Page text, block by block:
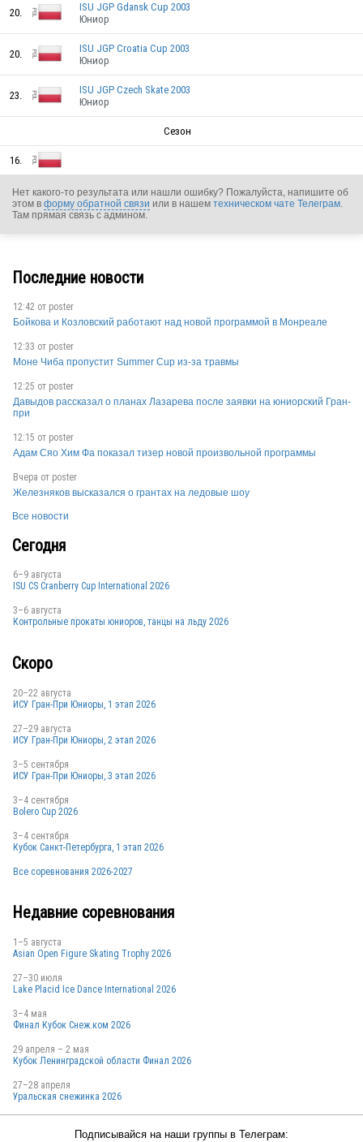
POL
POL
POL
POL
POL
POL
POL
POL
POL
POL
20.
ISU JGP Gdansk Cup 2003
Юниор
20.
ISU JGP Croatia Cup 2003
Юниор
23.
ISU JGP Czech Skate 2003
Юниор
Сезон
16.
Нет какого-то результата или нашли ошибку? Пожалуйста, напишите об
этом в форму обратной связи или в нашем техническом чате Телеграм.
Там прямая связь с админом.
Последние новости
12:42 от poster
Бойкова и Козловский работают над новой программой в Монреале
12:33 от poster
Моне Чиба пропустит Summer Cup из-за травмы
12:25 от poster
Давыдов рассказал о планах Лазарева после заявки на юниорский Гран-
при
12:15 от poster
Адам Сяо Хим Фа показал тизер новой произвольной программы
Вчера от poster
Железняков высказался о грантах на ледовые шоу
Все новости
Сегодня
6–9 августа
ISU CS Cranberry Cup International 2026
3–6 августа
Контрольные прокаты юниоров, танцы на льду 2026
Скоро
20–22 августа
ИСУ Гран-При Юниоры, 1 этап 2026
27–29 августа
ИСУ Гран-При Юниоры, 2 этап 2026
3–5 сентября
ИСУ Гран-При Юниоры, 3 этап 2026
3–4 сентября
Bolero Cup 2026
3–4 сентября
Кубок Санкт-Петербурга, 1 этап 2026
Все соревнования 2026-2027
Недавние соревнования
1–5 августа
Asian Open Figure Skating Trophy 2026
27–30 июля
Lake Placid Ice Dance International 2026
3–4 мая
Финал Кубок Снеж.ком 2026
29 апреля – 2 мая
Кубок Ленинградской области Финал 2026
27–28 апреля
Уральская снежинка 2026
Подписывайся на наши группы в Телеграм: